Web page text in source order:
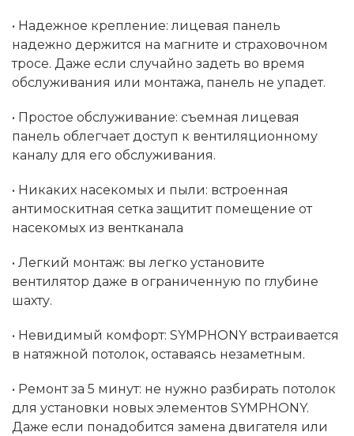
• Надежное крепление: лицевая панель
надежно держится на магните и страховочном
тросе. Даже если случайно задеть во время
обслуживания или монтажа, панель не упадет.
• Простое обслуживание: съемная лицевая
панель облегчает доступ к вентиляционному
каналу для его обслуживания.
• Никаких насекомых и пыли: встроенная
антимоскитная сетка защитит помещение от
насекомых из вентканала
• Легкий монтаж: вы легко установите
вентилятор даже в ограниченную по глубине
шахту.
• Невидимый комфорт: SYMPHONY встраивается
в натяжной потолок, оставаясь незаметным.
• Ремонт за 5 минут: не нужно разбирать потолок
для установки новых элементов SYMPHONY.
Даже если понадобится замена двигателя или